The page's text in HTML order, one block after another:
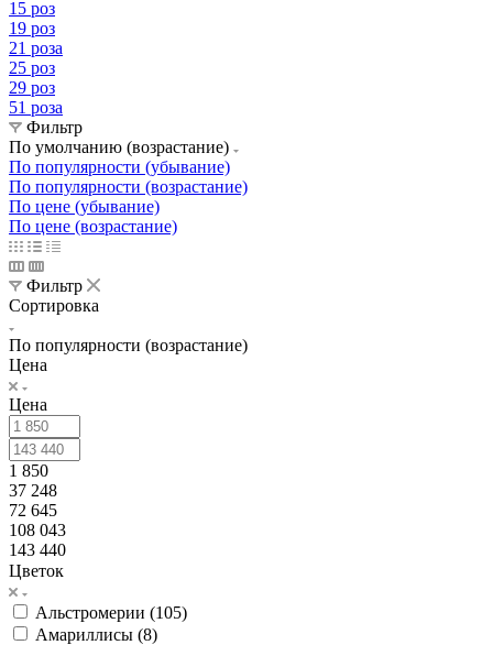
15 роз
19 роз
21 роза
25 роз
29 роз
51 роза
Фильтр
По умолчанию (возрастание)
По популярности (убывание)
По популярности (возрастание)
По цене (убывание)
По цене (возрастание)
Фильтр
Сортировка
По популярности (возрастание)
Цена
Цена
1 850
37 248
72 645
108 043
143 440
Цветок
Альстромерии (105)
Амариллисы (8)